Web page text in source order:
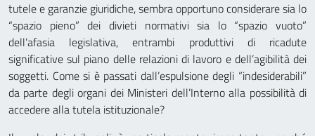
tutele e garanzie giuridiche, sembra opportuno considerare sia lo
“spazio pieno” dei divieti normativi sia lo “spazio vuoto”
dell’afasia legislativa, entrambi produttivi di ricadute
significative sul piano delle relazioni di lavoro e dell’agibilità dei
soggetti. Come si è passati dall’espulsione degli “indesiderabili”
da parte degli organi dei Ministeri dell’Interno alla possibilità di
accedere alla tutela istituzionale?